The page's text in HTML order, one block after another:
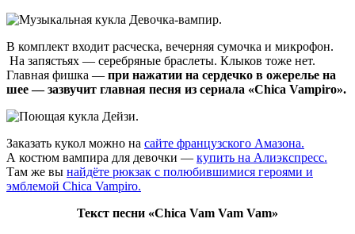
В комплект входит расческа, вечерняя сумочка и микрофон.
На запястьях — серебряные браслеты. Клыков тоже нет.
Главная фишка — при нажатии на сердечко в ожерелье на
шее — зазвучит главная песня из сериала «Chica Vampiro».
Заказать кукол можно на сайте французского Амазона.
А костюм вампира для девочки — купить на Алиэкспресс.
Там же вы найдёте рюкзак с полюбившимися героями и
эмблемой Chica Vampiro.
Текст песни «Chica Vam Vam Vam»